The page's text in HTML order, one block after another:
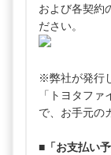
および各契約
ださい。
※弊社が発行
「トヨタフ
で、お手元の
■「お支払い